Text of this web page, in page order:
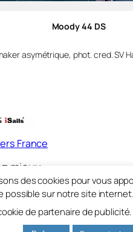
Moody 44 DS
asymétrique, phot. cred. SV
France
mieux
des cookies pour vous
possible sur notre site
de partenaire de publicité.